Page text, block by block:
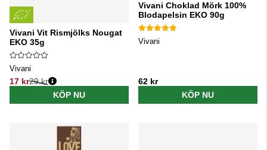
Vivani Vit Rismjölks Nougat
EKO 35g
Vivani
17 kr
Ordinarie pris:
29 kr
KÖP NU
Vivani Choklad Mörk 100%
Blodapelsin EKO 90g
Vivani
62 kr
KÖP NU